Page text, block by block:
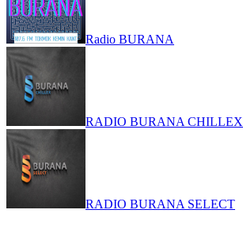
Radio BURANA
RADIO BURANA CHILLEX
RADIO BURANA SELECT